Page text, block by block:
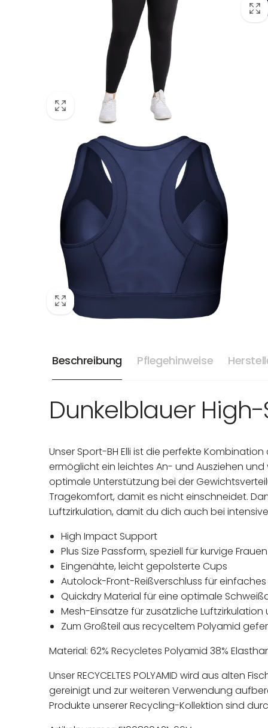
Beschreibung Pflegehinweise
Dunkelblauer
Unser Sport-BH Elli ist die perfekte
ermöglicht ein leichtes An- und Ausziehen
optimale Unterstützung bei der
Tragekomfort, damit es nicht einschneidet.
Luftzirkulation, damit du dich auch bei
High Impact Support
Plus Size Passform, speziell für kurvige Frauen
Eingenähte, leicht gepolsterte Cups
Autolock-Front-Reißverschluss für
Quickdry Material für eine optimale
Mesh-Einsätze für zusätzliche
Zum Großteil aus recyceltem Polyamid
Material: 62% Recycletes Polyamid 38%
Unser RECYCELTES POLYAMID wird aus
gereinigt und zur weiteren Verwendung
Produkte unserer Recycling-Kollektion sind